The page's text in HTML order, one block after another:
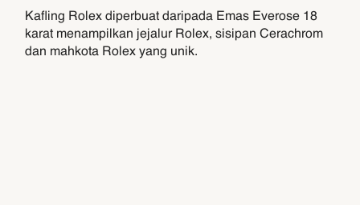
Kafling Rolex diperbuat daripada Emas Everose 18
karat menampilkan jejalur Rolex, sisipan Cerachrom
dan mahkota Rolex yang unik.